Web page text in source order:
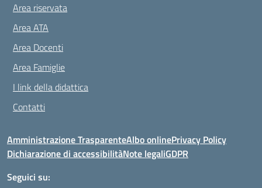
Area riservata
Area ATA
Area Docenti
Area Famiglie
I link della didattica
Contatti
Amministrazione TrasparenteAlbo onlinePrivacy Policy
Dichiarazione di accessibilitàNote legaliGDPR
Seguici su: